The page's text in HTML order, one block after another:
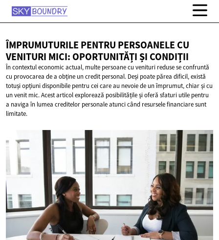
ÎMPRUMUTURILE PENTRU PERSOANELE CU
VENITURI MICI: OPORTUNITĂȚI ȘI CONDIȚII
În contextul economic actual, multe persoane cu venituri reduse se confruntă
cu provocarea de a obține un credit personal. Deși poate părea dificil, există
totuși opțiuni disponibile pentru cei care au nevoie de un împrumut, chiar și cu
un venit mic. Acest articol explorează posibilitățile și oferă sfaturi utile pentru
a naviga în lumea creditelor personale atunci când resursele financiare sunt
limitate.